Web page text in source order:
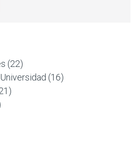
(22)
(16)